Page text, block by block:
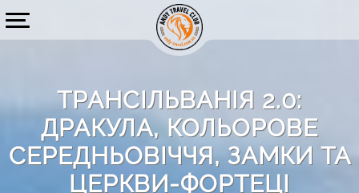
ТРАНСІЛЬВАНІЯ 2.0:
ДРАКУЛА, КОЛЬОРОВЕ
СЕРЕДНЬОВІЧЧЯ, ЗАМКИ ТА
ЦЕРКВИ-ФОРТЕЦІ